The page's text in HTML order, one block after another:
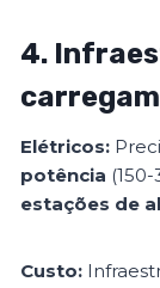
4.
Elétricos:
potência
estações de
Custo: